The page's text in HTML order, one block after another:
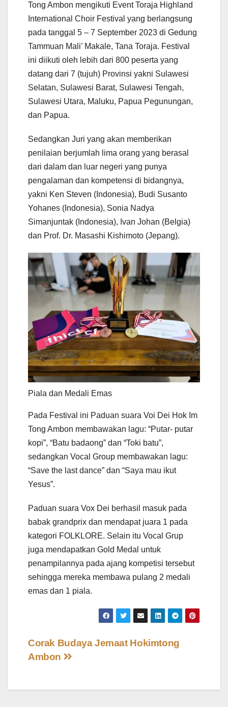
Tong Ambon mengikuti Event Toraja Highland
International Choir Festival yang berlangsung
pada tanggal 5 – 7 September 2023 di Gedung
Tammuan Mali’ Makale, Tana Toraja. Festival
ini diikuti oleh lebih dari 800 peserta yang
datang dari 7 (tujuh) Provinsi yakni Sulawesi
Selatan, Sulawesi Barat, Sulawesi Tengah,
Sulawesi Utara, Maluku, Papua Pegunungan,
dan Papua.
Sedangkan Juri yang akan memberikan
penilaian berjumlah lima orang yang berasal
dari dalam dan luar negeri yang punya
pengalaman dan kompetensi di bidangnya,
yakni Ken Steven (Indonesia), Budi Susanto
Yohanes (Indonesia), Sonia Nadya
Simanjuntak (Indonesia), Ivan Johan (Belgia)
dan Prof. Dr. Masashi Kishimoto (Jepang).
Piala dan Medali Emas
Pada Festival ini Paduan suara Voi Dei Hok Im
Tong Ambon membawakan lagu: “Putar- putar
kopi”, “Batu badaong” dan “Toki batu”,
sedangkan Vocal Group membawakan lagu:
“Save the last dance” dan “Saya mau ikut
Yesus”.
Paduan suara Vox Dei berhasil masuk pada
babak grandprix dan mendapat juara 1 pada
kategori FOLKLORE. Selain itu Vocal Grup
juga mendapatkan Gold Medal untuk
penampilannya pada ajang kompetisi tersebut
sehingga mereka membawa pulang 2 medali
emas dan 1 piala.
Post
Corak Budaya Jemaat Hokimtong
Ambon